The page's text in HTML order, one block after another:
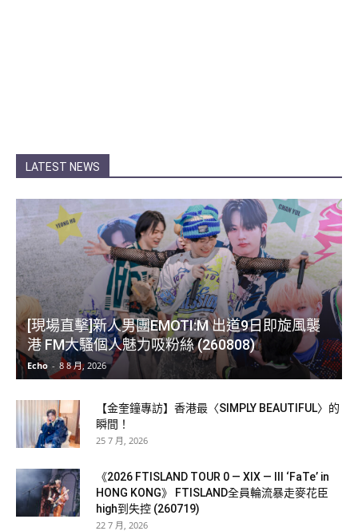
LATEST NEWS
[現場直擊]新人男團EMOTI:M 出道9日即旋風襲
港 FM大騷個人魅力吸粉絲 (260808)
Echo - 8 8 月, 2026
【金奎鐘專訪】香港最〈SIMPLY BEAUTIFUL〉的
瞬間！
25 7 月, 2026
《2026 FTISLAND TOUR 0 — XIX — III ‘FaTe’ in
HONG KONG》 FTISLAND全員輪流暴走麥花臣
high到失控 (260719)
22 7 月, 2026